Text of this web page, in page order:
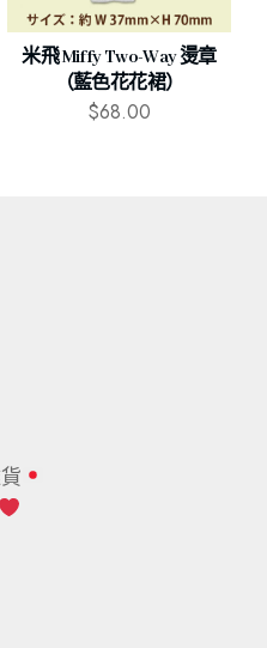
米飛 Miffy Two-Way 燙章
（藍色花花裙）
$68.00